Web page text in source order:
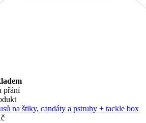
přání
na štiky, candáty a pstruhy + tackle box